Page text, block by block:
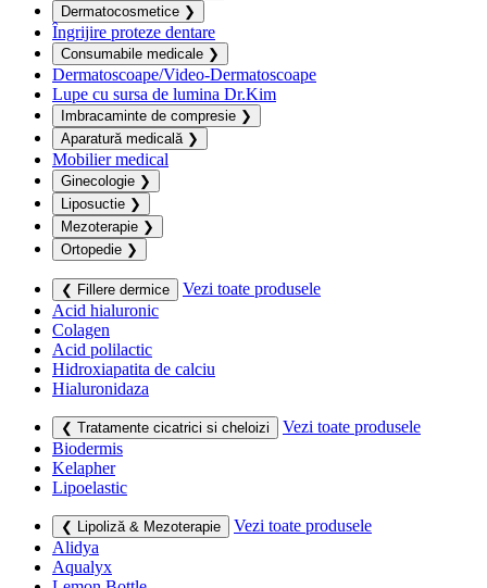
Dermatocosmetice ❯
Îngrijire proteze dentare
Consumabile medicale ❯
Dermatoscoape/Video-Dermatoscoape
Lupe cu sursa de lumina Dr.Kim
Imbracaminte de compresie ❯
Aparatură medicală ❯
Mobilier medical
Ginecologie ❯
Liposuctie ❯
Mezoterapie ❯
Ortopedie ❯
❮ Fillere dermice
Vezi toate produsele
Acid hialuronic
Colagen
Acid polilactic
Hidroxiapatita de calciu
Hialuronidaza
❮ Tratamente cicatrici si cheloizi
Vezi toate produsele
Biodermis
Kelapher
Lipoelastic
❮ Lipoliză & Mezoterapie
Vezi toate produsele
Alidya
Aqualyx